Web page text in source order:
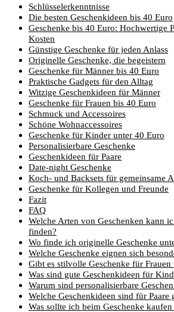
Schlüsselerkenntnisse
Die besten Geschenkideen bis 40 Euro
Geschenke bis 40 Euro: Hochwertige
Kosten
Günstige Geschenke für jeden Anlass
Originelle Geschenke, die begeistern
Geschenke für Männer bis 40 Euro
Praktische Gadgets für den Alltag
Witzige Geschenkideen für Männer
Geschenke für Frauen bis 40 Euro
Schmuck und Accessoires
Schöne Wohnaccessoires
Geschenke für Kinder unter 40 Euro
Personalisierbare Geschenke
Geschenkideen für Paare
Date-night Geschenke
Koch- und Backsets für gemeinsame
Geschenke für Kollegen und Freunde
Fazit
FAQ
Welche Arten von Geschenken kann
finden?
Wo finde ich originelle Geschenke
Welche Geschenke eignen sich
Gibt es stilvolle Geschenke für Frauen
Was sind gute Geschenkideen für
Warum sind personalisierbare
Welche Geschenkideen sind für Paare
Was sollte ich beim Geschenke kaufen